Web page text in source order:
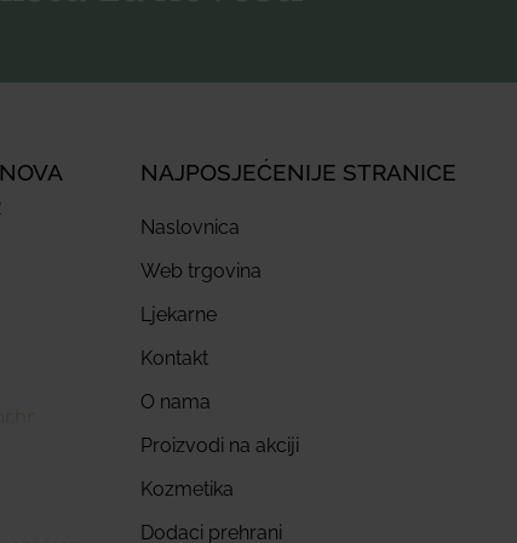
NAJPOSJEĆENIJE STRANICE
Naslovnica
Web trgovina
Ljekarne
Kontakt
O nama
Proizvodi na akciji
Kozmetika
Dodaci prehrani